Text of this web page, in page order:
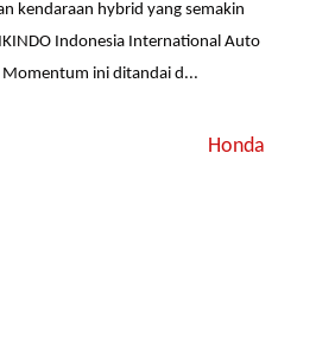
kendaraan hybrid yang semakin
Indonesia International Auto
Momentum ini ditandai d...
Honda